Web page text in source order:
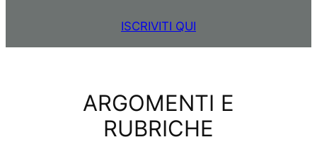
ISCRIVITI QUI
ARGOMENTI E
RUBRICHE